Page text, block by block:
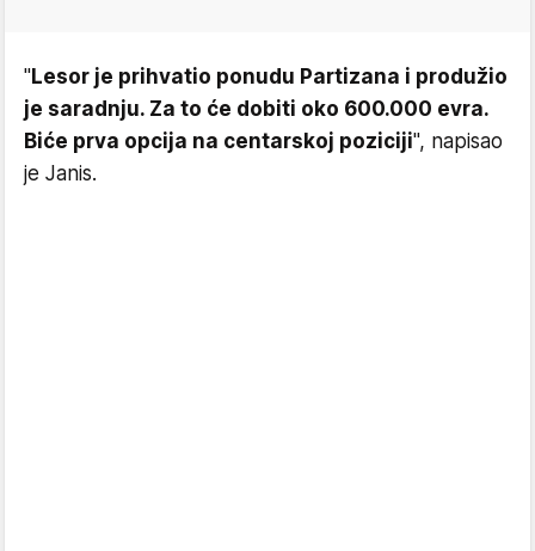
"Lesor je prihvatio ponudu Partizana i produžio
je saradnju. Za to će dobiti oko 600.000 evra.
Biće prva opcija na centarskoj poziciji", napisao
je Janis.